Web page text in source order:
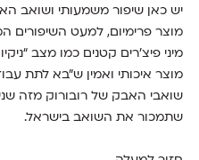
יש כאן שיפור משמעותי ושואב
מוצר פרימיום, למעט השיפורים
מיני פיצ’רים קטנים כמו מצב
מוצר איכותי ואמין ש"בא לתת
שואבי האבק של רובורוק מזה
שתמכור את השואב בישראל.